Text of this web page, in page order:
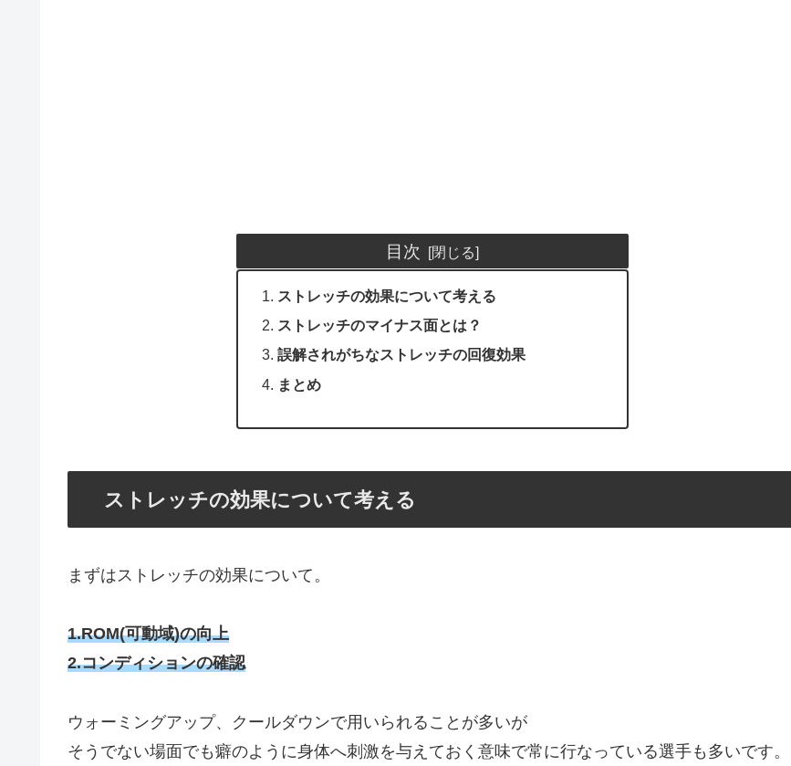
目次
ストレッチの効果について考える
ストレッチのマイナス面とは？
誤解されがちなストレッチの回復効果
まとめ
ストレッチの効果について考える
まずはストレッチの効果について。
1.ROM(可動域)の向上
2.コンディションの確認
ウォーミングアップ、クールダウンで用いられることが多いが
そうでない場面でも癖のように身体へ刺激を与えておく意味で常に行なっている選手も多いです。